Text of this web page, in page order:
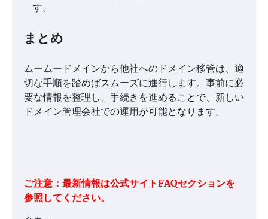
す。
まとめ
ムームードメインから他社へのドメイン移管は、適
切な手順を踏めばスムーズに進行します。事前に必
要な情報を整理し、手続きを進めることで、新しい
ドメイン管理会社での運用が可能となります。
ご注意：最新情報は公式サイトFAQセクションを
参照してください。